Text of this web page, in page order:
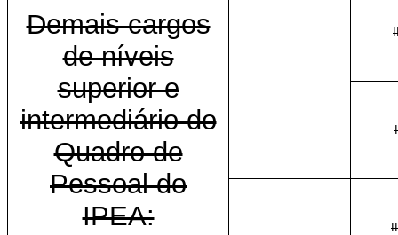
Demais cargos
de níveis
superior e
intermediário do
Quadro de
Pessoal do
IPEA:
I